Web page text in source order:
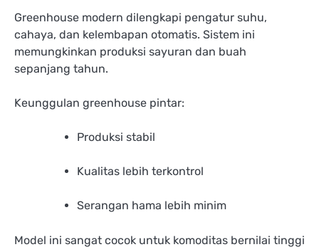
Greenhouse modern dilengkapi pengatur suhu,
cahaya, dan kelembapan otomatis. Sistem ini
memungkinkan produksi sayuran dan buah
sepanjang tahun.
Keunggulan greenhouse pintar:
Produksi stabil
Kualitas lebih terkontrol
Serangan hama lebih minim
Model ini sangat cocok untuk komoditas bernilai tinggi